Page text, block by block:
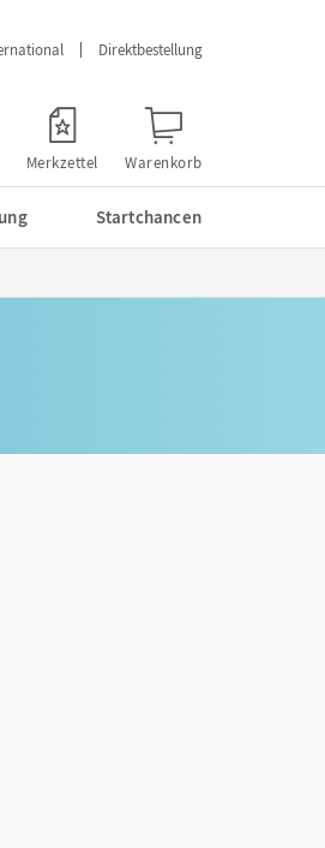
Direktbestellung
Merkzettel Warenkorb
Startchancen